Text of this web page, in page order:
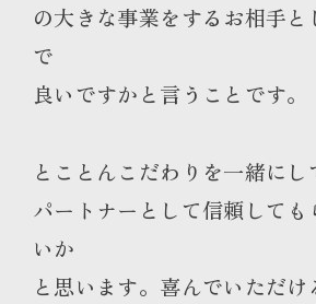
の大きな事業をするお相手
で
良いですかと言うことです。
とことんこだわりを一緒に
パートナーとして信頼しても
いか
と思います。喜んでいただけ